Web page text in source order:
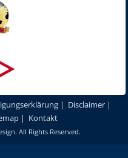
| Disclaimer |
| Kontakt
. All Rights Reserved.